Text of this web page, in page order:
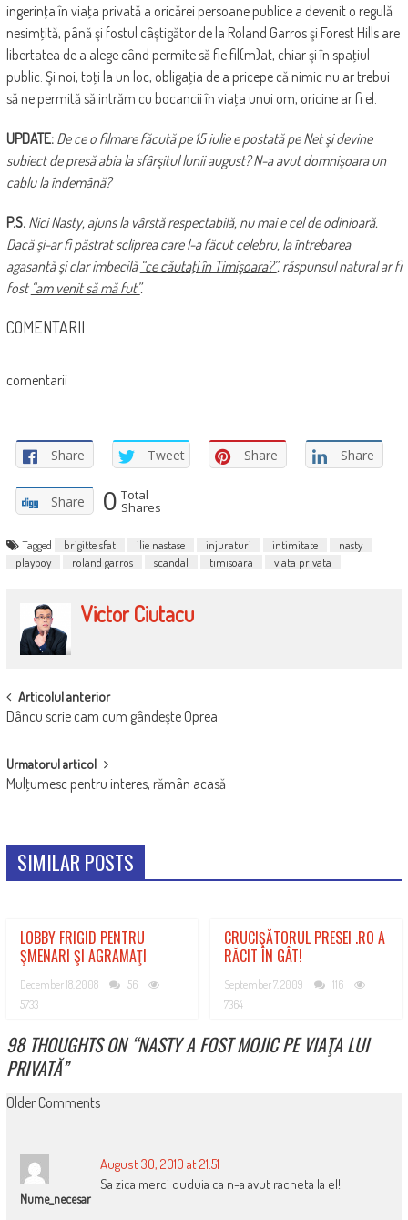
ingerinţa în viaţa privată a oricărei persoane publice a devenit o regulă
nesimţită, până şi fostul câştigător de la Roland Garros şi Forest Hills are
libertatea de a alege când permite să fie fil(m)at, chiar şi în spaţiul
public. Şi noi, toţi la un loc, obligaţia de a pricepe că nimic nu ar trebui
să ne permită să intrăm cu bocancii în viaţa unui om, oricine ar fi el.
UPDATE: De ce o filmare făcută pe 15 iulie e postată pe Net şi devine
subiect de presă abia la sfârşitul lunii august? N-a avut domnişoara un
cablu la îndemână?
P.S. Nici Nasty, ajuns la vârstă respectabilă, nu mai e cel de odinioară.
Dacă şi-ar fi păstrat scliprea care l-a făcut celebru, la întrebarea
agasantă şi clar imbecilă “ce căutaţi în Timişoara?”, răspunsul natural ar fi
fost “am venit să mă fut”.
COMENTARII
comentarii
Share Tweet Share Share
Share 0 Total
Shares
Tagged brigitte sfat ilie nastase injuraturi intimitate
nasty
playboy
roland garros scandal timisoara viata privata
Victor Ciutacu
POST
NAVIGATION
Articolul anterior
Dâncu scrie cam cum gândeşte Oprea
Urmatorul articol
Mulţumesc pentru interes, rămân acasă
SIMILAR POSTS
LOBBY FRIGID PENTRU
ŞMENARI ŞI AGRAMAŢI
December 18, 2008
56
5733
CRUCIŞĂTORUL PRESEI .RO A
RĂCIT ÎN GÂT!
September 7, 2009
116
7364
98 THOUGHTS ON “NASTY A FOST MOJIC PE VIAŢA LUI
PRIVATĂ”
COMMENT
Older Comments
Nume_necesar
August 30, 2010 at 21:51
Sa zica merci duduia ca n-a avut racheta la el!